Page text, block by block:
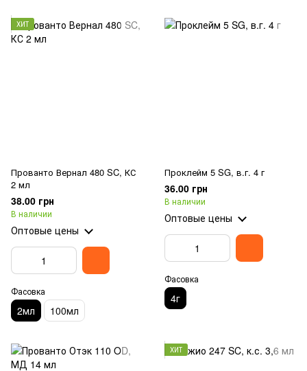
ХИТ
Прованто Вернал 480 SC, КС
2 мл
38.00 грн
В наличии
Оптовые цены
Фасовка
2мл 100мл
Проклейм 5 SG, в.г. 4 г
36.00 грн
В наличии
Оптовые цены
Фасовка
4г
ХИТ